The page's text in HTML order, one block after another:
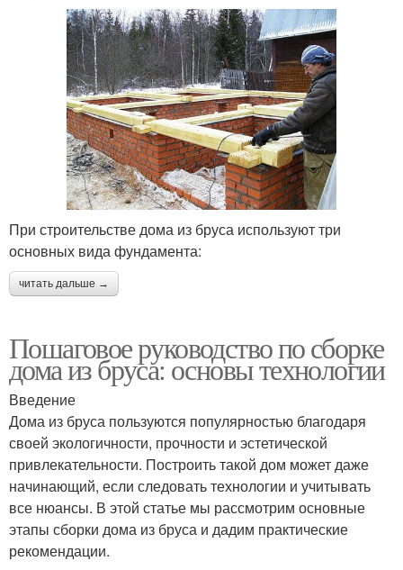
При строительстве дома из бруса используют три
основных вида фундамента:
читать дальше →
Пошаговое руководство по сборке
дома из бруса: основы технологии
Введение
Дома из бруса пользуются популярностью благодаря
своей экологичности, прочности и эстетической
привлекательности. Построить такой дом может даже
начинающий, если следовать технологии и учитывать
все нюансы. В этой статье мы рассмотрим основные
этапы сборки дома из бруса и дадим практические
рекомендации.